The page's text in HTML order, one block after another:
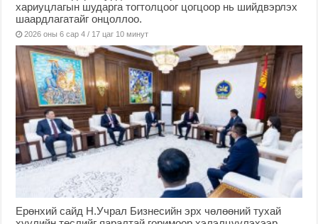
хариуцлагын шударга тогтолцоог цогцоор нь шийдвэрлэх
шаардлагатайг онцоллоо.
2026 оны 6 сар 4 / 17 цаг 10 минут
Ерөнхий сайд Н.Учрал Бизнесийн эрх чөлөөний тухай